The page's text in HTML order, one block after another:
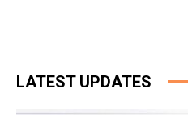
LATEST UPDATES